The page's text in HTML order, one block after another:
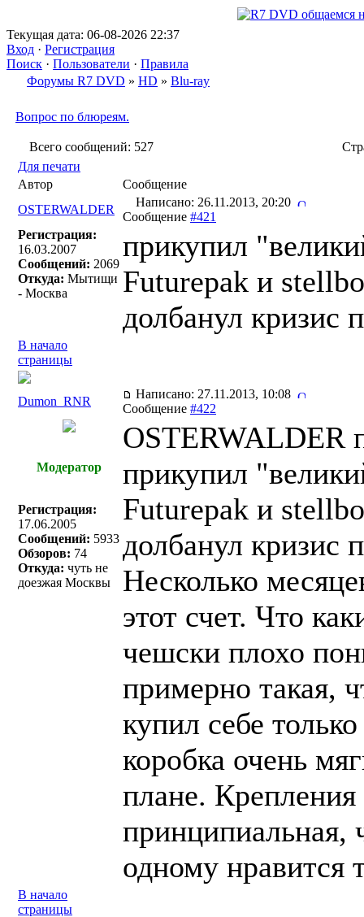
Текущая дата: 06-08-2026 22:37
Вход · Регистрация
Поиск · Пользователи · Правила
Форумы R7 DVD » HD » Blu-ray
Вопрос по блюреям.
Всего сообщений: 527
Для печати
Автор
Сообщение
OSTERWALDER
Написано: 26.11.2013, 20:20
Сообщение #421
Регистрация:
16.03.2007
Сообщений: 2069
Откуда: Мытищи
- Москва
прикупил
Futurepak и
долбанул
В начало
страницы
Dumon_RNR
Написано: 27.11.2013, 10:08
Сообщение #422
Модератор
Регистрация:
17.06.2005
Сообщений: 5933
Обзоров: 74
Откуда: чуть не
доезжая Москвы
OSTERWALDER
прикупил
Futurepak и
долбанул
Несколько
этот счет. Что
чешски плохо
примерно такая,
купил себе
коробка очень
плане.
принципиальная,
одному нравится
В начало
страницы